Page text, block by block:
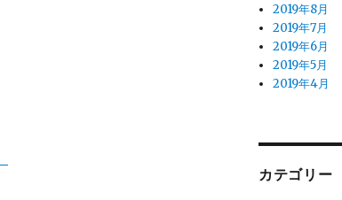
2019年8月
2019年7月
2019年6月
2019年5月
2019年4月
カテゴリー